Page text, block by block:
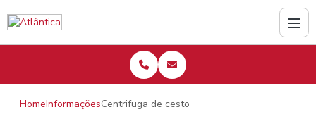
HomeInformaçõesCentrifuga de cesto